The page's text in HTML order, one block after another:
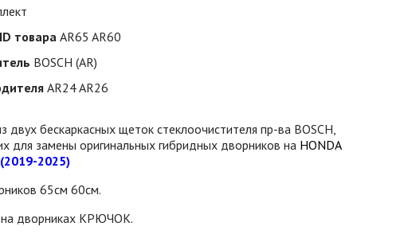
товара AR65 AR60
BOSCH (AR)
AR24 AR26
двух бескаркаcных щеток стеклоочистителя пр-ва BOSCH,
для замены оригинальных гибридных дворников на HONDA
(2019-2025)
65см 60см.
на дворниках КРЮЧОК.